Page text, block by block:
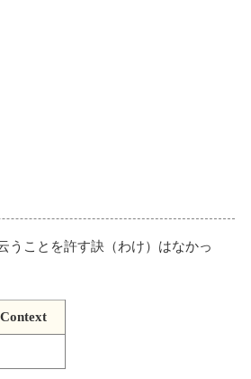
うことを許す訣（わけ）はなかっ
Context